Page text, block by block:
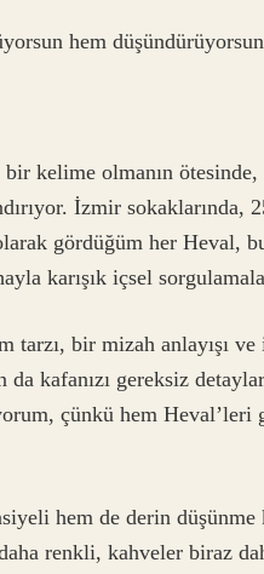
hem
kelime olmanın ötesinde,
İzmir sokaklarında,
gördüğüm her Heval, bu
karışık içsel
tarzı, bir mizah anlayışı
kafanızı gereksiz
çünkü hem Heval’leri
hem de derin düşünme
renkli, kahveler biraz